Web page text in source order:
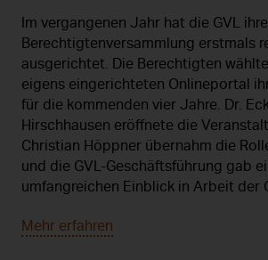
Im vergangenen Jahr hat die GVL ihre
Berechtigtenversammlung erstmals
ausgerichtet. Die Berechtigten
eigens eingerichteten Onlineportal
für die kommenden vier Jahre. Dr.
Hirschhausen eröffnete die
Christian Höppner übernahm die
und die GVL-Geschäftsführung gab
umfangreichen Einblick in Arbeit der
Mehr erfahren